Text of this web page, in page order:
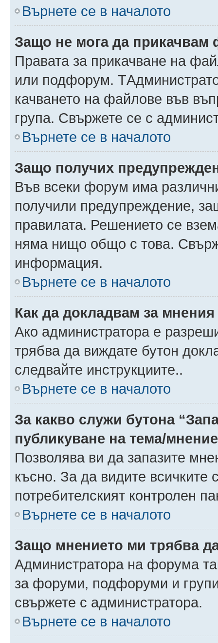
Върнете се в началото
Защо не мога да прикачвам
Правата за прикачване на
или подфорум.
качването на файлове във
група. Свържете се с
Върнете се в началото
Защо получих
Във всеки форум има
получили предупреждение,
правилата. Решението се
няма нищо общо с това.
информация.
Върнете се в началото
Как да докладвам за
Ако администратора е
трябва да виждате бутон
следвайте инструкциите..
Върнете се в началото
За какво служи бутона
публикуване на тема/
Позволява ви да запазите
късно. За да видите всичките
потребителският контролен
Върнете се в началото
Защо мнението ми трябва
Администратора на форума
за форуми, подфоруми и
свържете с администратора.
Върнете се в началото